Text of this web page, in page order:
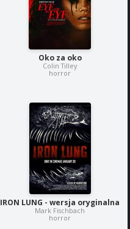
Oko za oko
Colin Tilley
horror
IRON LUNG - wersja oryginalna
Mark Fischbach
horror